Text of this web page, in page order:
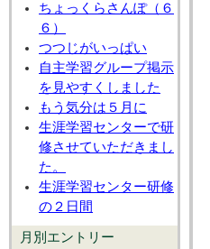
ちょっくらさんぽ（６
６）
つつじがいっぱい
自主学習グループ掲示
を見やすくしました
もう気分は５月に
生涯学習センターで研
修させていただきまし
た。
生涯学習センター研修
の２日間
月別エントリー